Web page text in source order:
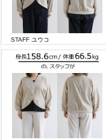
STAFF ユウコ